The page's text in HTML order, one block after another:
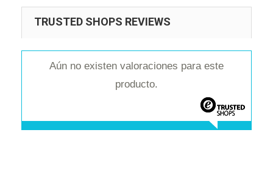
TRUSTED SHOPS REVIEWS
Aún no existen valoraciones para este
producto.